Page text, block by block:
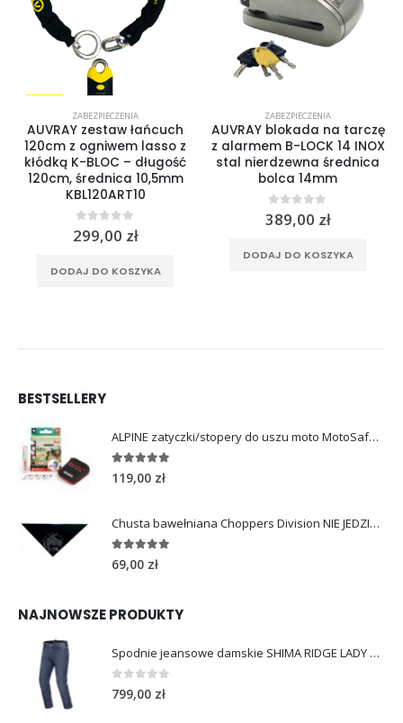
ZABEZPIECZENIA
AUVRAY zestaw łańcuch
120cm z ogniwem lasso z
kłódką K-BLOC – długość
120cm, średnica 10,5mm
KBL120ART10
0out of 5
299,00 zł
DODAJ DO KOSZYKA
ZABEZPIECZENIA
AUVRAY blokada na tarczę
z alarmem B-LOCK 14 INOX
stal nierdzewna średnica
bolca 14mm
0out of 5
389,00 zł
DODAJ DO KOSZYKA
BESTSELLERY
ALPINE zatyczki/stopery do uszu moto MotoSafe Pro
4.96out of 5
119,00 zł
Chusta bawełniana Choppers Division NIE JEDZIESZ NIE ŻYJESZ
5.00out of 5
69,00 zł
NAJNOWSZE PRODUKTY
Spodnie jeansowe damskie SHIMA RIDGE LADY blue
0out of 5
799,00 zł